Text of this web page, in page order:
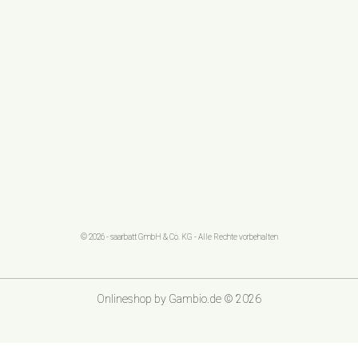
© 2026 - saarbatt GmbH & Co. KG - Alle Rechte vorbehalten
Onlineshop by Gambio.de © 2026